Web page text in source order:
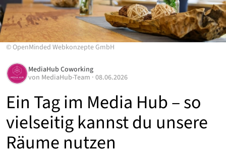
©OpenMinded Webkonzepte GmbH
Ein Tag im Media Hub – so
vielseitig kannst du unsere
Räume nutzen
MediaHub Coworking
von MediaHub-Team · 08.06.2026